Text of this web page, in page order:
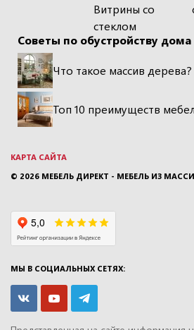
Витрины со
стеклом
Советы по обустройству дома
Что такое массив дерева?
Топ 10 преимуществ
КАРТА САЙТА
© 2026 МЕБЕЛЬ ДИРЕКТ - МЕБЕЛЬ ИЗ
МЫ В СОЦИАЛЬНЫХ СЕТЯХ: